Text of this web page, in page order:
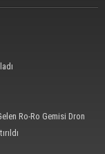
Ro-Ro Gemisi Dron